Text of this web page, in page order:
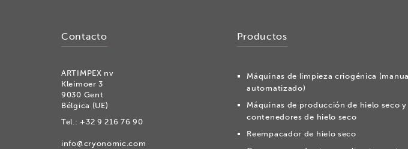
Contacto
ARTIMPEX nv
Kleimoer 3
9030 Gent
Bélgica (UE)
Tel.: +32 9 216 76 90
info@cryonomic.com
Productos
Máquinas de limpieza criogénica
automatizado)
Máquinas de producción de hielo seco y
contenedores de hielo seco
Reempacador de hielo seco